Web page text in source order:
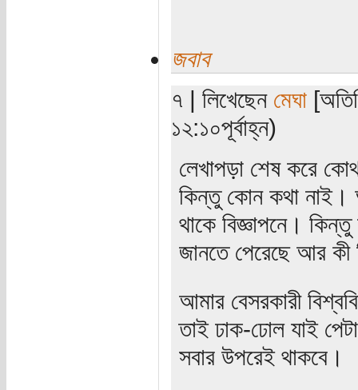
জবাব
৭ | লিখেছেন মেঘা
১২:১০পূর্বাহ্ন)
লেখাপড়া শেষ করে
কিন্তু কোন কথা নাই।
থাকে বিজ্ঞাপনে।
জানতে পেরেছে আর কী
আমার বেসরকারী
তাই ঢাক-ঢোল যাই
সবার উপরেই থাকবে।